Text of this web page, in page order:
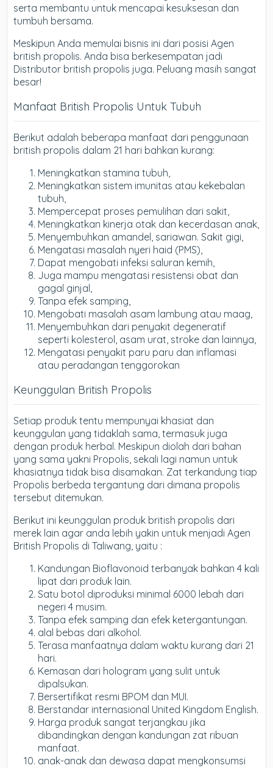
serta membantu untuk mencapai kesuksesan dan
tumbuh bersama.
Meskipun Anda memulai bisnis ini dari posisi Agen
british propolis. Anda bisa berkesempatan jadi
Distributor british propolis juga. Peluang masih sangat
besar!
Manfaat British Propolis Untuk Tubuh
Berikut adalah beberapa manfaat dari penggunaan
british propolis dalam 21 hari bahkan kurang:
Meningkatkan stamina tubuh,
Meningkatkan sistem imunitas atau kekebalan
tubuh,
Mempercepat proses pemulihan dari sakit,
Meningkatkan kinerja otak dan kecerdasan anak,
Menyembuhkan amandel, sariawan. Sakit gigi,
Mengatasi masalah nyeri haid (PMS),
Dapat mengobati infeksi saluran kemih,
Juga mampu mengatasi resistensi obat dan
gagal ginjal,
Tanpa efek samping,
Mengobati masalah asam lambung atau maag,
Menyembuhkan dari penyakit degeneratif
seperti kolesterol, asam urat, stroke dan lainnya,
Mengatasi penyakit paru paru dan inflamasi
atau peradangan tenggorokan
Keunggulan British Propolis
Setiap produk tentu mempunyai khasiat dan
keunggulan yang tidaklah sama, termasuk juga
dengan produk herbal. Meskipun diolah dari bahan
yang sama yakni Propolis, sekali lagi namun untuk
khasiatnya tidak bisa disamakan. Zat terkandung tiap
Propolis berbeda tergantung dari dimana propolis
tersebut ditemukan.
Berikut ini keunggulan produk british propolis dari
merek lain agar anda lebih yakin untuk menjadi Agen
British Propolis di Taliwang, yaitu :
Kandungan Bioflavonoid terbanyak bahkan 4 kali
lipat dari produk lain.
Satu botol diproduksi minimal 6000 lebah dari
negeri 4 musim.
Tanpa efek samping dan efek ketergantungan.
alal bebas dari alkohol.
Terasa manfaatnya dalam waktu kurang dari 21
hari.
Kemasan dari hologram yang sulit untuk
dipalsukan.
Bersertifikat resmi BPOM dan MUI.
Berstandar internasional United Kingdom English.
Harga produk sangat terjangkau jika
dibandingkan dengan kandungan zat ribuan
manfaat.
anak-anak dan dewasa dapat mengkonsumsi